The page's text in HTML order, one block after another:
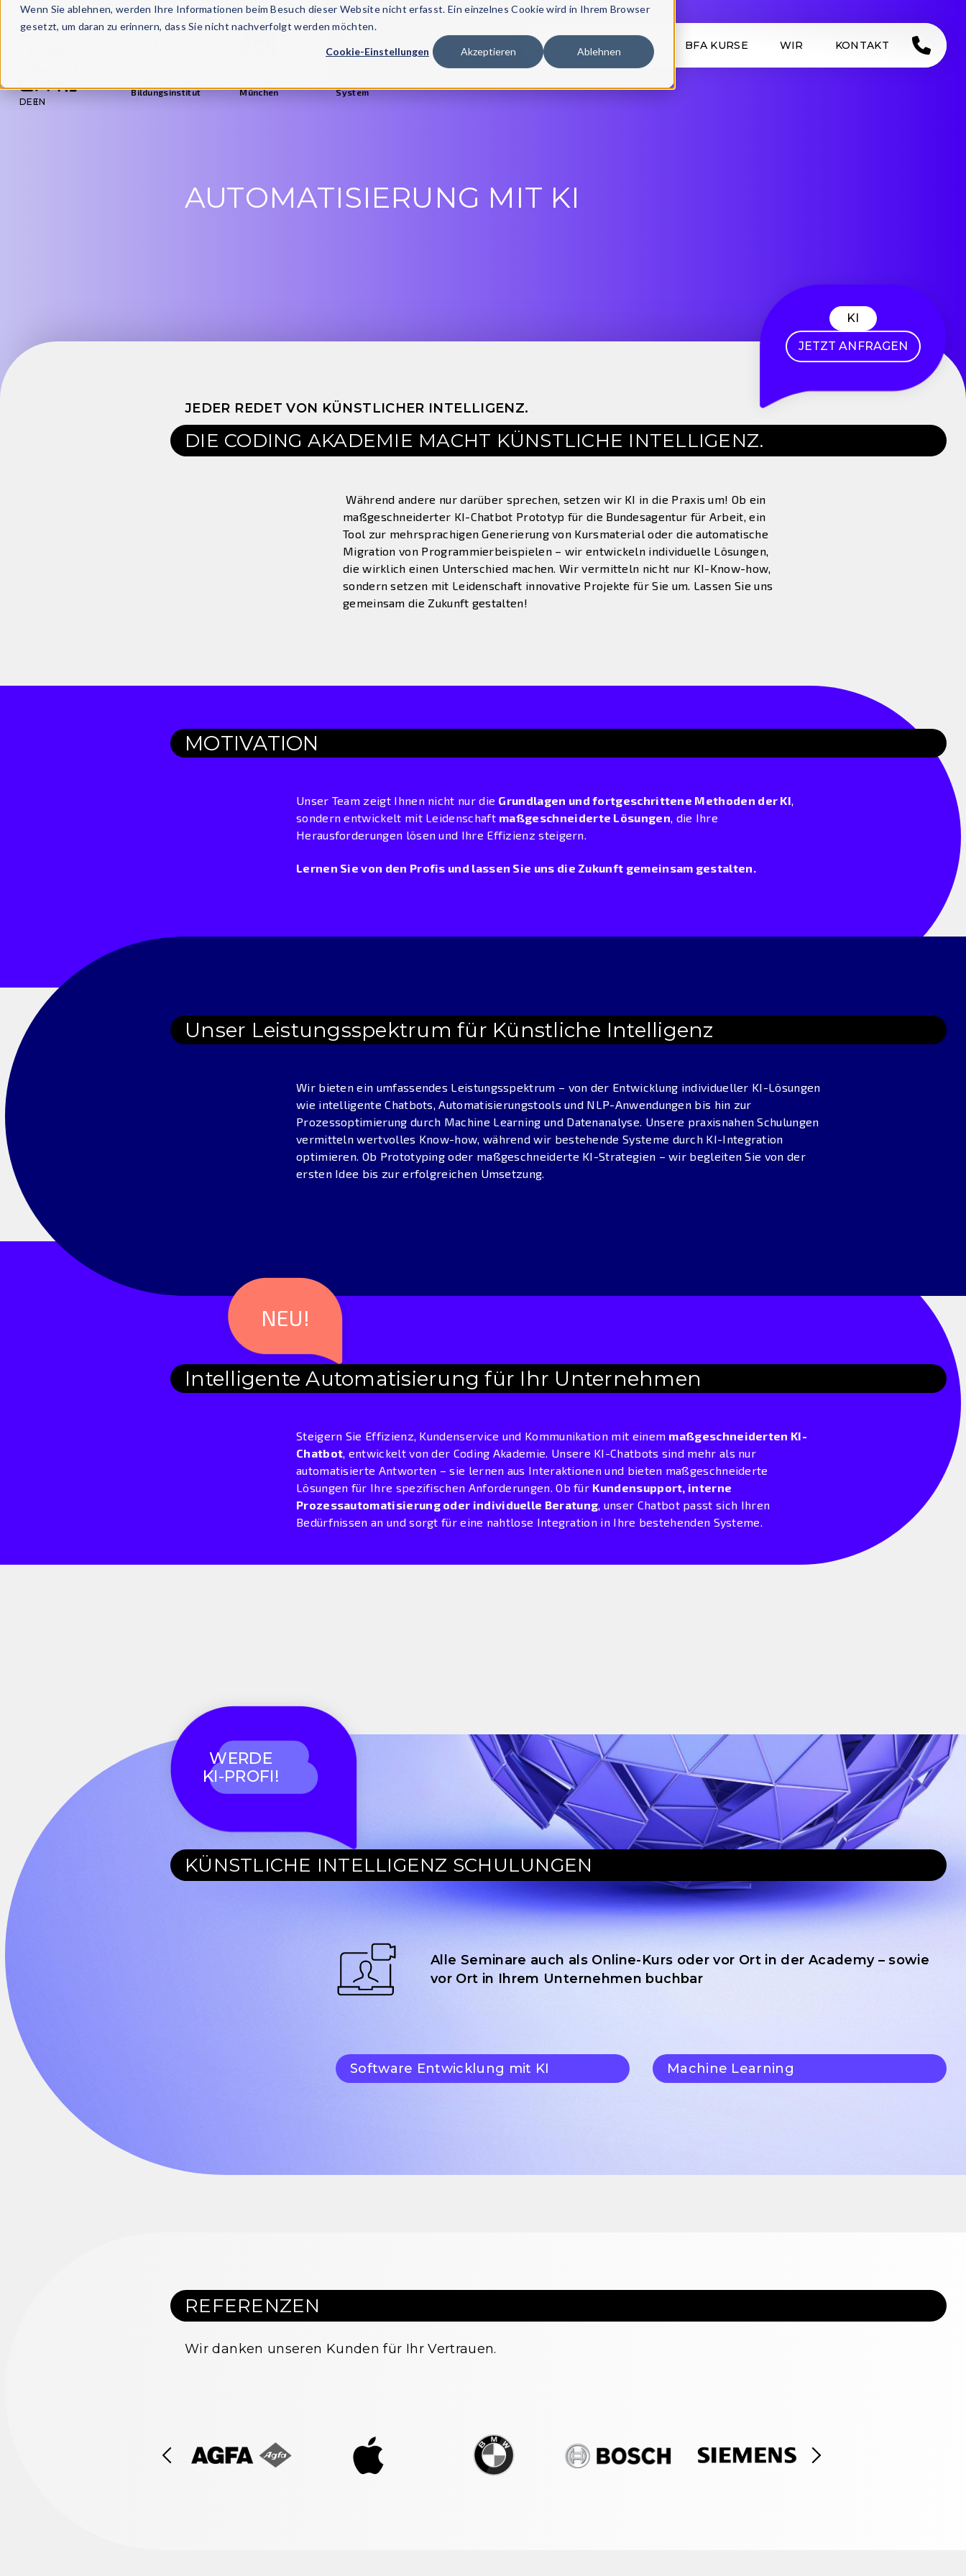
Wenn Sie ablehnen, werden Ihre Informationen beim Besuch dieser Website nicht erfasst. Ein einzelnes Cookie wird in Ihrem Browser
gesetzt, um daran zu erinnern, dass Sie nicht nachverfolgt werden möchten.
Cookie-Einstellungen Akzeptieren Ablehnen
DEEN
Bildungsinstitut
München
System
START KURSE BFA KURSE WIR KONTAKT
AUTOMATISIERUNG MIT KI
JEDER REDET VON KÜNSTLICHER INTELLIGENZ.
DIE CODING AKADEMIE MACHT KÜNSTLICHE INTELLIGENZ.
Während andere nur darüber sprechen, setzen wir KI in die Praxis um! Ob ein
maßgeschneiderter KI-Chatbot Prototyp für die Bundesagentur für Arbeit, ein
Tool zur mehrsprachigen Generierung von Kursmaterial oder die automatische
Migration von Programmierbeispielen – wir entwickeln individuelle Lösungen,
die wirklich einen Unterschied machen. Wir vermitteln nicht nur KI-Know-how,
sondern setzen mit Leidenschaft innovative Projekte für Sie um. Lassen Sie uns
gemeinsam die Zukunft gestalten!
KI
JETZT ANFRAGEN
MOTIVATION
Unser Team zeigt Ihnen nicht nur die Grundlagen und fortgeschrittene Methoden der KI
sondern entwickelt mit Leidenschaft maßgeschneiderte Lösungen , die Ihre
Herausforderungen lösen und Ihre Effizienz steigern.
Lernen Sie von den Profis und lassen Sie uns die Zukunft gemeinsam gestalten.
Unser Leistungsspektrum für Künstliche Intelligenz
Wir bieten ein umfassendes Leistungsspektrum – von der Entwicklung individueller KI-Lösungen
wie intelligente Chatbots, Automatisierungstools und NLP-Anwendungen bis hin zur
Prozessoptimierung durch Machine Learning und Datenanalyse. Unsere praxisnahen Schulungen
vermitteln wertvolles Know-how, während wir bestehende Systeme durch KI-Integration
optimieren. Ob Prototyping oder maßgeschneiderte KI-Strategien – wir begleiten Sie von der
ersten Idee bis zur erfolgreichen Umsetzung.
NEU!
Intelligente Automatisierung für Ihr Unternehmen
Steigern Sie Effizienz, Kundenservice und Kommunikation mit einem maßgeschneiderten KI-
Chatbot, entwickelt von der Coding Akademie. Unsere KI-Chatbots sind mehr als nur
automatisierte Antworten – sie lernen aus Interaktionen und bieten maßgeschneiderte
Lösungen für Ihre spezifischen Anforderungen. Ob für Kundensupport, interne
Prozessautomatisierung oder individuelle Beratung, unser Chatbot passt sich Ihren
Bedürfnissen an und sorgt für eine nahtlose Integration in Ihre bestehenden Systeme.
WERDE
KI-PROFI!
KÜNSTLICHE INTELLIGENZ SCHULUNGEN
Alle Seminare auch als Online-Kurs oder vor Ort in der Academy – sowie
vor Ort in Ihrem Unternehmen buchbar
Software Entwicklung mit KI Machine Learning
REFERENZEN
Wir danken unseren Kunden für Ihr Vertrauen.